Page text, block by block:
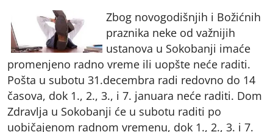
Zbog novogodišnjih i Božićnih
praznika neke od važnijih
ustanova u Sokobanji imaće
promenjeno radno vreme ili uopšte neće raditi.
Pošta u subotu 31.decembra radi redovno do 14
časova, dok 1., 2., 3., i 7. januara neće raditi. Dom
Zdravlja u Sokobanji će u subotu raditi po
uobičajenom radnom vremenu, dok 1., 2., 3. i 7.